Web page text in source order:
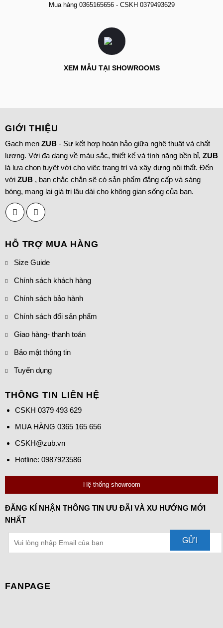
Mua hàng 0365165656- CSKH 0379493629
XEM MẪU TẠI SHOWROOMS
GIỚI THIỆU
Gạch men ZUB- Sự kết hợp hoàn hảo giữa nghệ thuật và chất
lượng. Với đa dạng về màu sắc, thiết kế và tính năng bền bỉ, ZUB
là lựa chọn tuyệt vời cho việc trang trí và xây dựng nội thất. Đến
với ZUB, bạn chắc chắn sẽ có sản phẩm đẳng cấp và sáng
bóng, mang lại giá trị lâu dài cho không gian sống của bạn.
HỖ TRỢ MUA HÀNG
Size Guide
Chính sách khách hàng
Chính sách bảo hành
Chính sách đổi sản phẩm
Giao hàng- thanh toán
Bảo mật thông tin
Tuyển dụng
THÔNG TIN LIÊN HỆ
CSKH 0379 493 629
MUA HÀNG 0365 165 656
CSKH@zub.vn
Hotline: 0987923586
Hệ thống showroom
ĐĂNG KÍ NHẬN THÔNG TIN ƯU ĐÃI VÀ XU HƯỚNG MỚI
NHẤT
FANPAGE